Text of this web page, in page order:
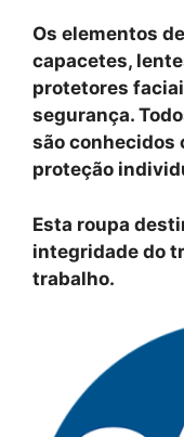
Os elementos
capacetes,
protetores
segurança.
são conhecidos
proteção
Esta roupa
integridade do
trabalho.